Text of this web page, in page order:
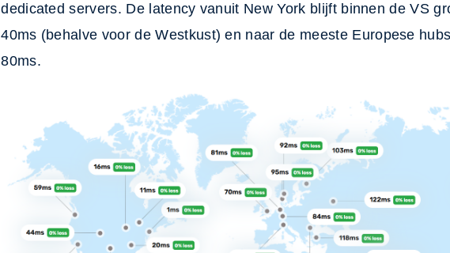
dedicated servers. De latency vanuit New York blijft binnen de VS
40ms (behalve voor de Westkust) en naar de meeste Europese
80ms.